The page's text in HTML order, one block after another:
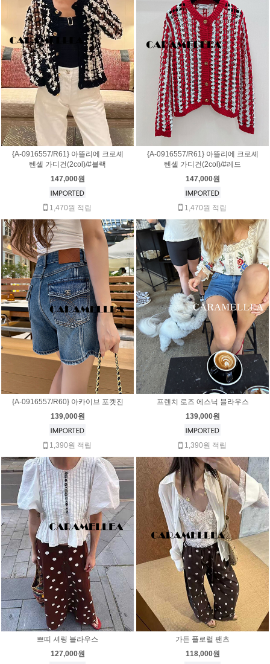
{A-0916557/R61} 아뜰리에 크로셰
텐셀 가디건(2col)/#블랙
147,000원
1,470원 적립
{A-0916557/R61} 아뜰리에 크로셰
텐셀 가디건(2col)/#레드
147,000원
1,470원 적립
{A-0916557/R60} 아카이브 포켓진
139,000원
1,390원 적립
프렌치 로즈 에스닉 블라우스
139,000원
1,390원 적립
쁘띠 셔링 블라우스
127,000원
가든 플로럴 팬츠
118,000원